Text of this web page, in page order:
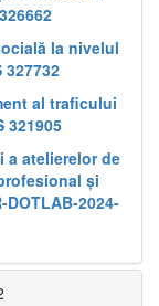
la nivelul
al traficului
321905
a atelierelor de
și
2024-